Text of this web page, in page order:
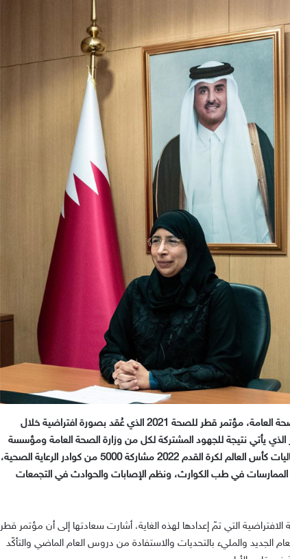
افتتحت سعادة الدكتورة حنان محمد الكواري، وزير الصحة العامة، مؤتمر قطر للصحة 2021 الذي عُقد بصورة افتراضية خلال
شهد المؤتمر الذي يأتي نتيجة للجهود المشتركة لكل من وزارة الصحة العامة ومؤسسة
حمد الطبية في إطار استعدادات الدولة لاستضافة فعاليات كأس العالم لكرة القدم 2022 مشاركة 5000 من كوادر الرعاية الصحية،
في طب الكوارث، ونظم الإصابات والحوادث في التجمعات
التي تمّ إعدادها لهذه الغاية، أشارت سعادتها إلى أن مؤتمر قطر
للعام الجديد والمليء بالتحديات والاستفادة من دروس العام الماضي والتأكّد